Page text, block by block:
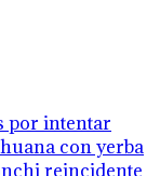
por intentar
con yerba
reincidente